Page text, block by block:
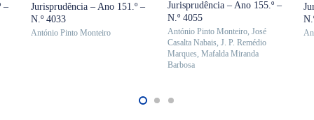
–
original
era:
atual
é:
Jurisprudência – Ano 151.º –
N.º 4033
António Pinto Monteiro
original
era:
12,50 €.
atual
é:
11,25 €.
Jurisprudência – Ano 155.º –
N.º 4055
António Pinto Monteiro, José
Casalta Nabais, J. P. Remédio
Marques, Mafalda Miranda
Barbosa